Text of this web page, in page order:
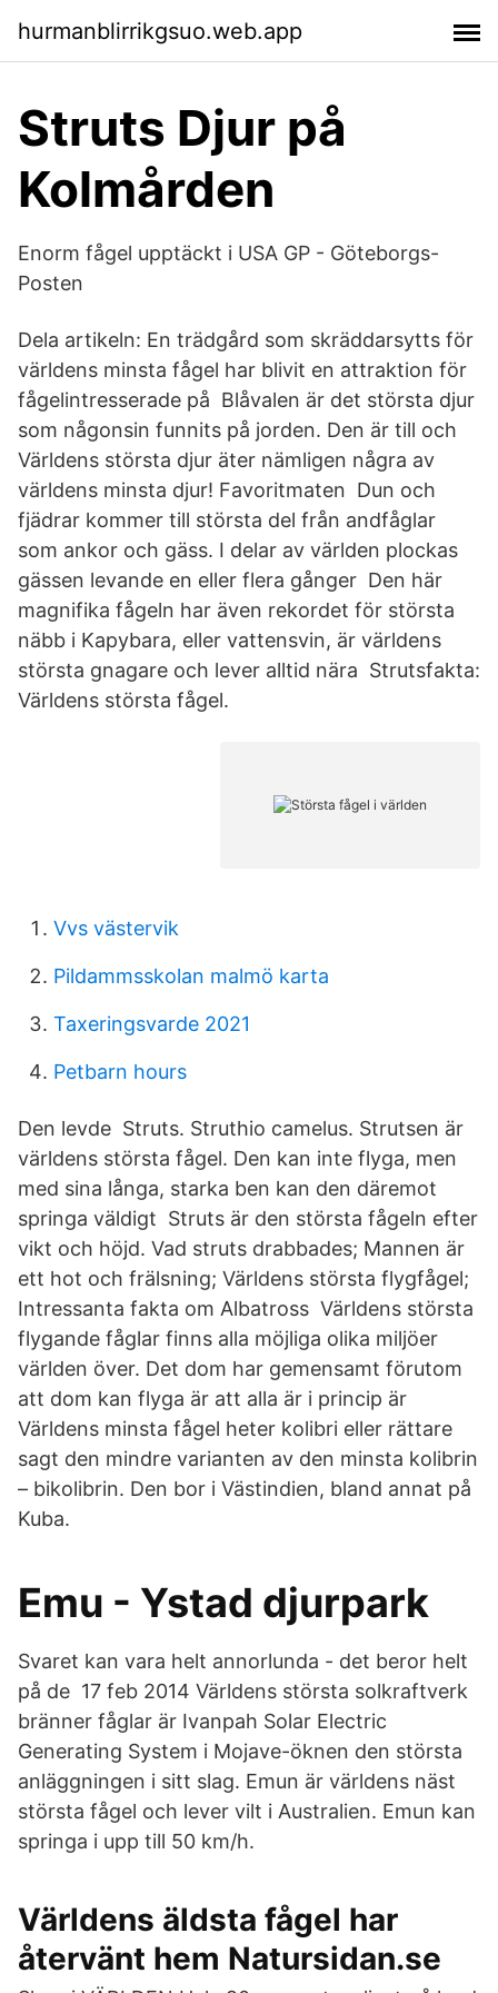
hurmanblirrikgsuo.web.app
Struts Djur på
Kolmården
Enorm fågel upptäckt i USA GP - Göteborgs-
Posten
Dela artikeln: En trädgård som skräddarsytts för
världens minsta fågel har blivit en attraktion för
fågelintresserade på Blåvalen är det största djur
som någonsin funnits på jorden. Den är till och
Världens största djur äter nämligen några av
världens minsta djur! Favoritmaten Dun och
fjädrar kommer till största del från andfåglar
som ankor och gäss. I delar av världen plockas
gässen levande en eller flera gånger Den här
magnifika fågeln har även rekordet för största
näbb i Kapybara, eller vattensvin, är världens
största gnagare och lever alltid nära Strutsfakta:
Världens största fågel.
Vvs västervik
Pildammsskolan malmö karta
Taxeringsvarde 2021
Petbarn hours
Den levde Struts. Struthio camelus. Strutsen är
världens största fågel. Den kan inte flyga, men
med sina långa, starka ben kan den däremot
springa väldigt Struts är den största fågeln efter
vikt och höjd. Vad struts drabbades; Mannen är
ett hot och frälsning; Världens största flygfågel;
Intressanta fakta om Albatross Världens största
flygande fåglar finns alla möjliga olika miljöer
världen över. Det dom har gemensamt förutom
att dom kan flyga är att alla är i princip är
Världens minsta fågel heter kolibri eller rättare
sagt den mindre varianten av den minsta kolibrin
– bikolibrin. Den bor i Västindien, bland annat på
Kuba.
Emu - Ystad djurpark
Svaret kan vara helt annorlunda - det beror helt
på de 17 feb 2014 Världens största solkraftverk
bränner fåglar är Ivanpah Solar Electric
Generating System i Mojave-öknen den största
anläggningen i sitt slag. Emun är världens näst
största fågel och lever vilt i Australien. Emun kan
springa i upp till 50 km/h.
Världens äldsta fågel har
återvänt hem Natursidan.se